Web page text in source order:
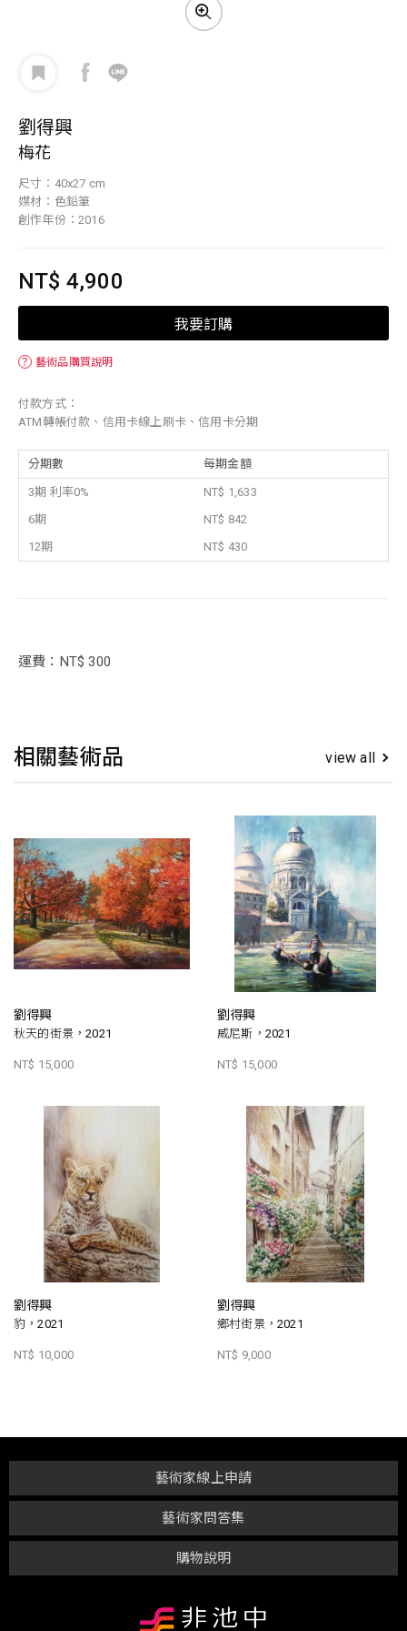
劉得興
梅花
尺寸：40x27 cm
媒材：色鉛筆
創作年份：2016
NT$ 4,900
我要訂購
？ 藝術品購買說明
付款方式：
ATM轉帳付款、信用卡線上刷卡、信用卡分期
分期數 每期金額
3期 利率0%
NT$ 1,633
6期
NT$ 842
12期
NT$ 430
運費：NT$ 300
相關藝術品 view all
劉得興
秋天的街景，2021
NT$ 15,000
劉得興
威尼斯，2021
NT$ 15,000
劉得興
豹，2021
NT$ 10,000
劉得興
鄉村街景，2021
NT$ 9,000
購物說明
藝術家問答集
藝術家線上申請